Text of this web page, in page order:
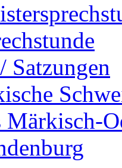
Satzungen
Märkisch-